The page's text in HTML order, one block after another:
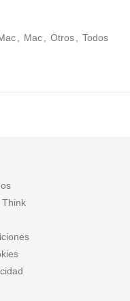
Mac Otros Todos
Think